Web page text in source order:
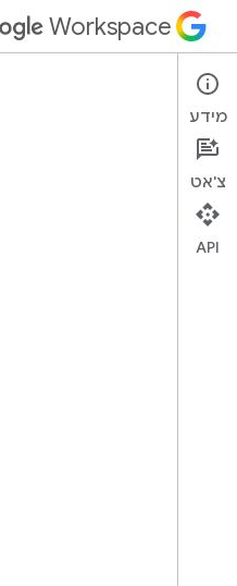
Workspace
Apps Script
סקירה כלליתמידע
צ'אט
API